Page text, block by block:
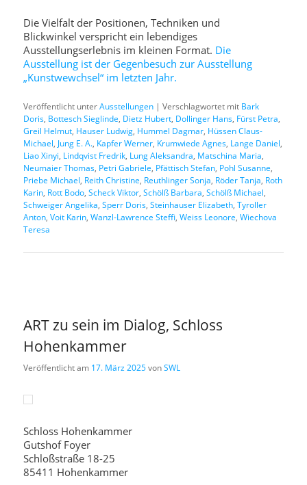
Die Vielfalt der Positionen, Techniken und
Blickwinkel verspricht ein lebendiges
Ausstellungserlebnis im kleinen Format. Die
Ausstellung ist der Gegenbesuch zur Ausstellung
„Kunstwewchsel“ im letzten Jahr.
Veröffentlicht unterAusstellungen |Verschlagwortet mit Bark
Doris, Bottesch Sieglinde, Dietz Hubert, Dollinger Hans, Fürst Petra,
Greil Helmut, Hauser Ludwig, Hummel Dagmar, Hüssen Claus-
Michael, Jung E. A., Kapfer Werner, Krumwiede Agnes, Lange Daniel,
Liao Xinyi, Lindqvist Fredrik, Lung Aleksandra, Matschina Maria,
Neumaier Thomas, Petri Gabriele, Pfättisch Stefan, Pohl Susanne,
Priebe Michael, Reith Christine, Reuthlinger Sonja, Röder Tanja, Roth
Karin, Rott Bodo,Scheck Viktor,Schölß Barbara,Schölß Michael,
Schweiger Angelika,Sperr Doris,Steinhauser Elizabeth,Tyroller
Anton,Voit Karin,Wanzl-Lawrence Steffi,Weiss Leonore,Wiechova
Teresa
ART zu sein im Dialog, Schloss
Hohenkammer
Veröffentlicht am 17. März 2025vonSWL
Schloss Hohenkammer
Gutshof Foyer
Schloßstraße 18-25
85411 Hohenkammer